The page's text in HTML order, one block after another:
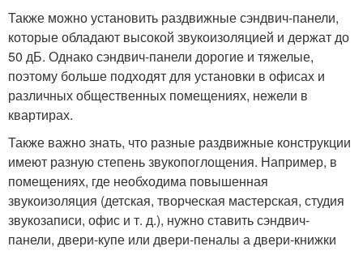
Также можно установить раздвижные сэндвич-панели,
которые обладают высокой звукоизоляцией и держат до
50 дБ. Однако сэндвич-панели дорогие и тяжелые,
поэтому больше подходят для установки в офисах и
различных общественных помещениях, нежели в
квартирах.
Также важно знать, что разные раздвижные конструкции
имеют разную степень звукопоглощения. Например, в
помещениях, где необходима повышенная
звукоизоляция (детская, творческая мастерская, студия
звукозаписи, офис и т. д.), нужно ставить сэндвич-
панели, двери-купе или двери-пеналы а двери-книжки